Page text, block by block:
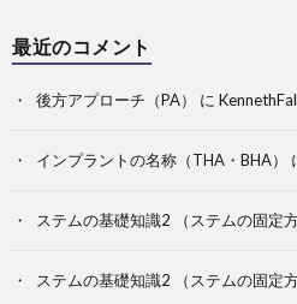
最近のコメント
後方アプローチ（PA） に KennethFal
インプラントの名称（THA・BHA）
ステムの基礎知識2 （ステムの固定方
ステムの基礎知識2 （ステムの固定方